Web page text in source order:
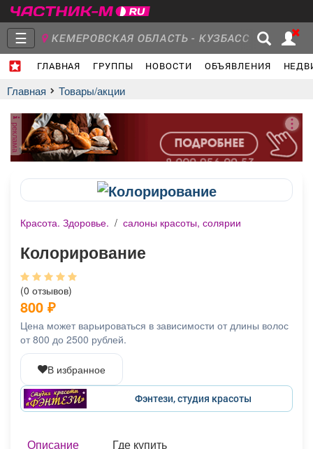
☰ КЕМЕРОВСКАЯ ОБЛАСТЬ - КУЗБАСС
ГЛАВНАЯ ГРУППЫ НОВОСТИ ОБЪЯВЛЕНИЯ
Главная
Объявления Недвижимость Услуги
Афиша
Товары Поздравления Погода
Главная Товары/акции
реклама
Красота. Здоровье. / салоны красоты, солярии
Колорирование
(0 отзывов)
800 ₽
Цена может варьироваться в зависимости от длины волос
от 800 до 2500 рублей.
В избранное
Фэнтези, студия красоты
Описание Где купить